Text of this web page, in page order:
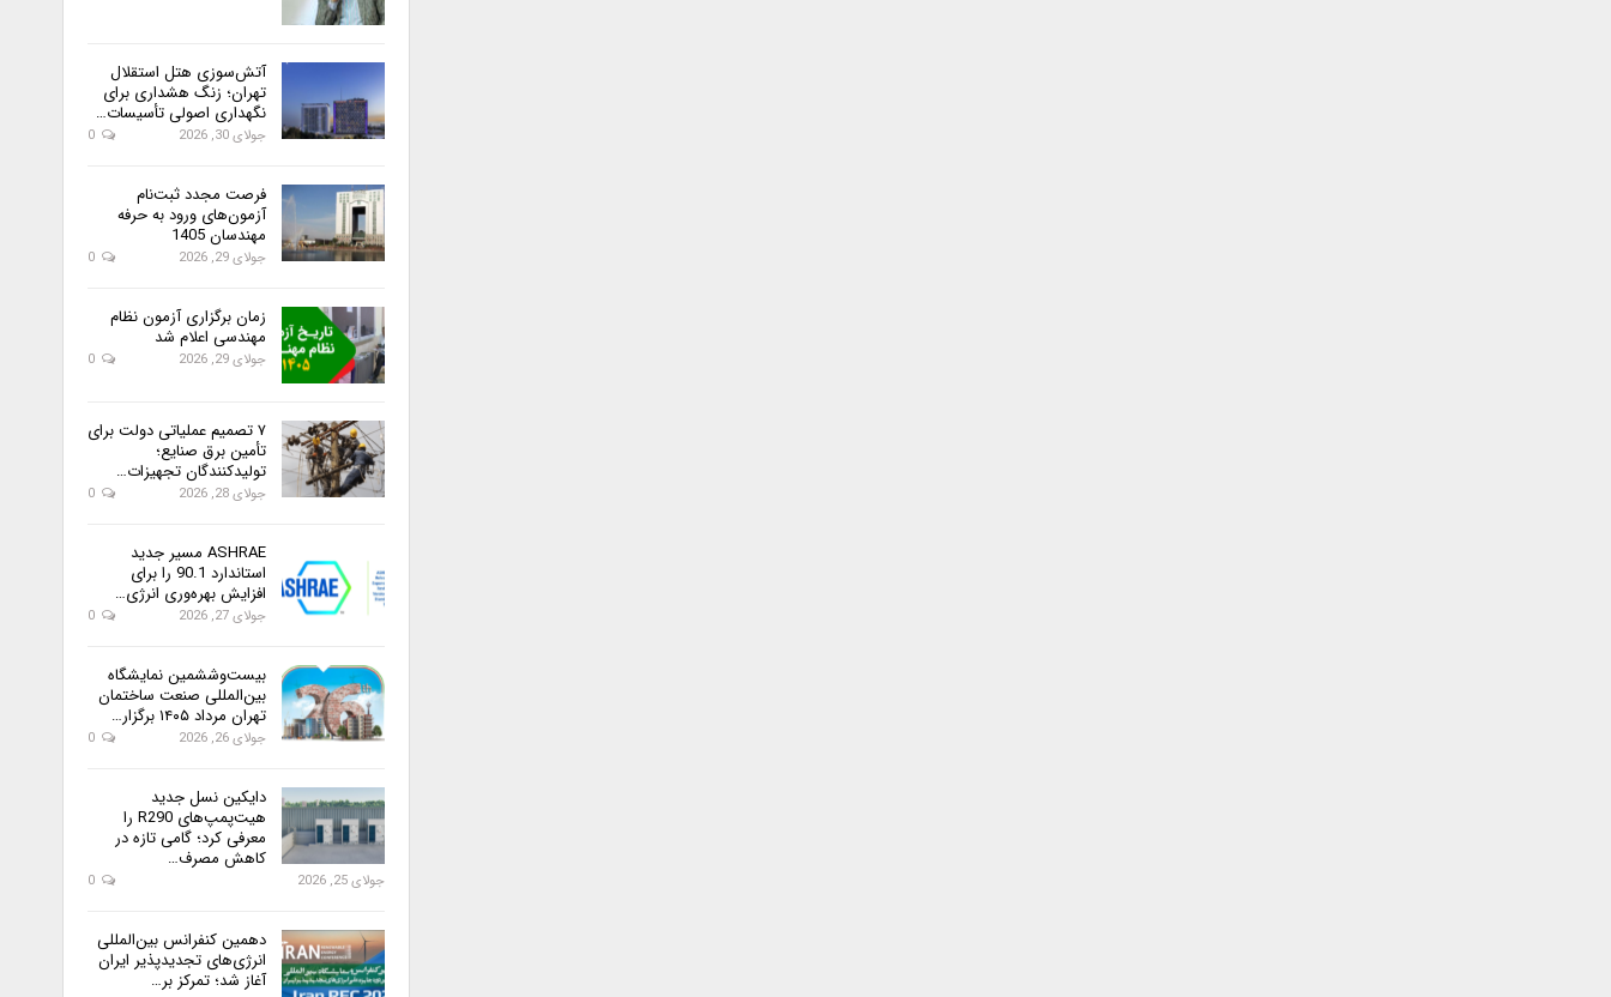
آتش‌سوزی هتل استقلال
تهران؛ زنگ هشداری برای
نگهداری اصولی تأسیسات…
جولای 30, 2026
فرصت مجدد ثبت‌نام
آزمون‌های ورود به حرفه
مهندسان 1405
جولای 29, 2026
زمان برگزاری آزمون نظام
مهندسی اعلام شد
جولای 29, 2026
۷ تصمیم عملیاتی دولت برای
تأمین برق صنایع؛
تولیدکنندگان تجهیزات…
جولای 28, 2026
ASHRAE مسیر جدید
استاندارد 90.1 را برای
افزایش بهره‌وری انرژی…
جولای 27, 2026
بیست‌وششمین نمایشگاه
بین‌المللی صنعت ساختمان
تهران مرداد ۱۴۰۵ برگزار…
جولای 26, 2026
دایکین نسل جدید
هیت‌پمپ‌های R290 را
معرفی کرد؛ گامی تازه در
کاهش مصرف…
جولای 25, 2026
دهمین کنفرانس بین‌المللی
انرژی‌های تجدیدپذیر ایران
آغاز شد؛ تمرکز بر…